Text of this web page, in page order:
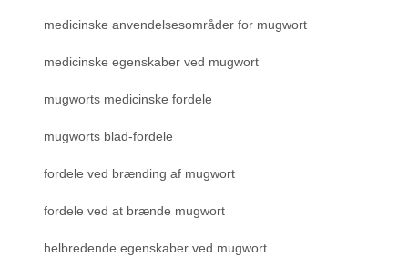
medicinske anvendelsesområder for mugwort
medicinske egenskaber ved mugwort
mugworts medicinske fordele
mugworts blad-fordele
fordele ved brænding af mugwort
fordele ved at brænde mugwort
helbredende egenskaber ved mugwort